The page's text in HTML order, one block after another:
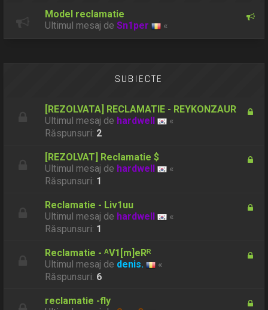
Model reclamatie
Ultimul mesaj deSn1per «
SUBIECTE
[REZOLVATA] RECLAMATIE - REYKONZAUR
Ultimul mesaj de hardwell
«
Răspunsuri: 2
[REZOLVAT] Reclamatie $
Ultimul mesaj de hardwell
«
Răspunsuri: 1
Reclamatie - Liv1uu
Ultimul mesaj de hardwell
«
Răspunsuri: 1
Reclamatie - ᴬV1[m]eRᴿ
Ultimul mesaj de denis.
«
Răspunsuri: 6
reclamatie -fly